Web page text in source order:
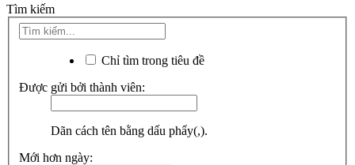
Tìm kiếm
Chỉ tìm trong tiêu đề
Được gửi bởi thành viên:
Dãn cách tên bằng dấu phẩy(,).
Mới hơn ngày: